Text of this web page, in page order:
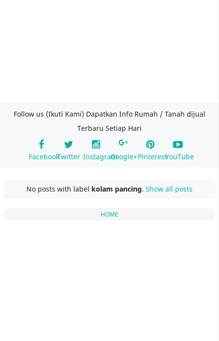
Follow us (Ikuti Kami) Dapatkan Info Rumah / Tanah dijual
Terbaru Setiap Hari
FacebookTwitter InstagramGoogle+PinterestYouTube
No posts with label kolam pancing. Show all posts
HOME